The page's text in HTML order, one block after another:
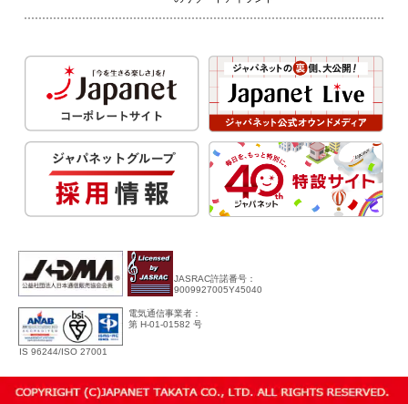
JASRAC許諾番号：
9009927005Y45040
IS 96244/ISO 27001
電気通信事業者：
第 H-01-01582 号